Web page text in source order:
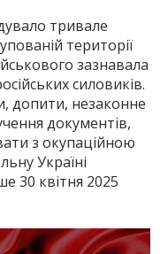
тривале
території
зазнавала
силовиків.
допити, незаконне
документів,
з окупаційною
Україні
30 квітня 2025